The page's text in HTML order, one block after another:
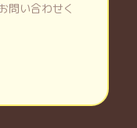
問い合わせく